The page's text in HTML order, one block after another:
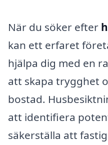
När du söker efter
kan ett erfaret
hjälpa dig med en
att skapa trygghet
bostad.
att identifiera
säkerställa att